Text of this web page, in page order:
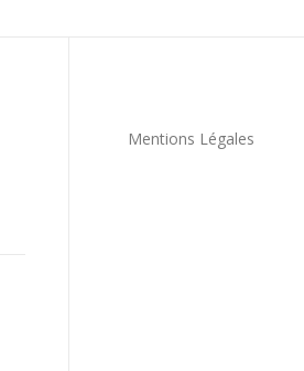
Mentions Légales